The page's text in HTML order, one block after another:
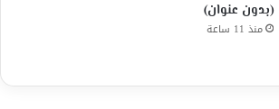
(بدون عنوان)
منذ 11 ساعة